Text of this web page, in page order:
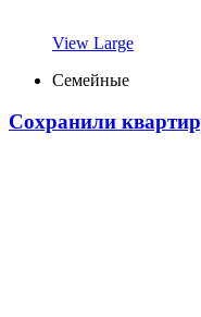
View Large
Семейные
Сохранили